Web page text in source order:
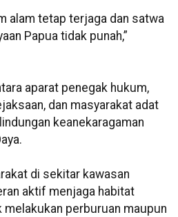
alam tetap terjaga dan satwa
Papua tidak punah,”
aparat penegak hukum,
dan masyarakat adat
keanekaragaman
di sekitar kawasan
aktif menjaga habitat
melakukan perburuan maupun